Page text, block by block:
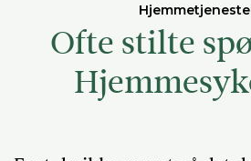
Ofte stilte